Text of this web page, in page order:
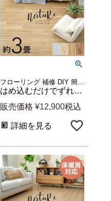
フローリング 補修 DIY 簡単 リフォーム 軽い 店舗 カフェ レストラン オフィス 土足 可能 ホットカーペット対応 リビング ダイニング キッチン 寝室 子供部屋 リゾート アジアン nature
はめ込むだけでずれにくい木目調フロアタイル nature 床暖房対応 36枚約3畳 [set36-84263]
販売価格 ¥12,900税込
詳細を見る